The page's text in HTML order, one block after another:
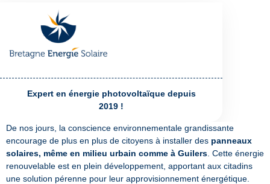
Expert en énergie photovoltaïque depuis
2019 !
De nos jours, la conscience environnementale grandissante
encourage de plus en plus de citoyens à installer des panneaux
solaires, même en milieu urbain comme à Guilers . Cette énergie
renouvelable est en plein développement, apportant aux citadins
une solution pérenne pour leur approvisionnement énergétique.